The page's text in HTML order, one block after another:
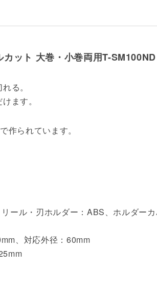
ット 大巻・小巻両用T-
る。
ます。
作られています。
ール・刃ホルダー：ABS、ホルダー
、対応外径：60mm